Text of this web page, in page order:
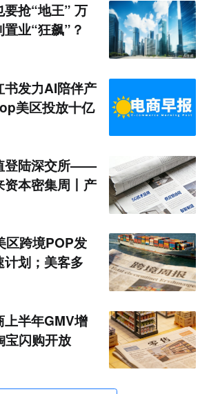
抢“地王” 万
业“狂飙”？
书发力AI陪伴产
美区投放十亿
登陆深交所——
本密集周丨产
跨境POP发
划；美客多
丨跨境电商周
上半年GMV增
宝闪购开放
商周报